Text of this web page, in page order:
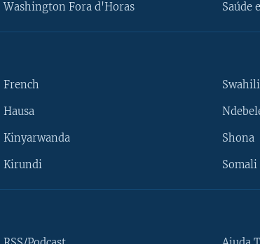
Washington Fora d'Horas Saúde
French
Hausa
Kinyarwanda
Kirundi
Swahili
Shona
Somali